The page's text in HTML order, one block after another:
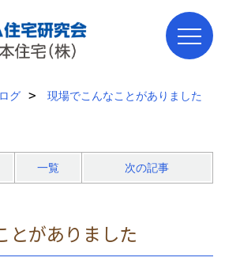
グ 現場でこんなことがありました
一覧 次の記事
とがありました